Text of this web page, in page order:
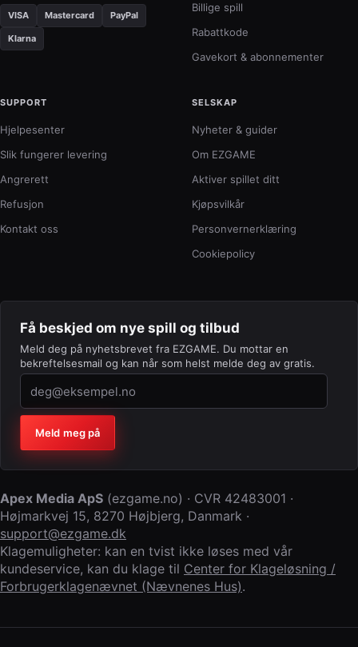
VISA Mastercard PayPal
Klarna
Billige spill
Rabattkode
Gavekort & abonnementer
SUPPORT
Hjelpesenter
Slik fungerer levering
Angrerett
Refusjon
Kontakt oss
SELSKAP
Nyheter & guider
Om EZGAME
Aktiver spillet ditt
Kjøpsvilkår
Personvernerklæring
Cookiepolicy
Få beskjed om nye spill og tilbud
Meld deg på nyhetsbrevet fra EZGAME. Du mottar en
bekreftelsesmail og kan når som helst melde deg av gratis.
Firma (la feltet stå tomt)
Meld meg på
Apex Media ApS (ezgame.no) · CVR 42483001 ·
Højmarkvej 15, 8270 Højbjerg, Danmark ·
support@ezgame.dk
Klagemuligheter: kan en tvist ikke løses med vår
kundeservice, kan du klage til Center for Klageløsning /
Forbrugerklagenævnet (Nævnenes Hus).